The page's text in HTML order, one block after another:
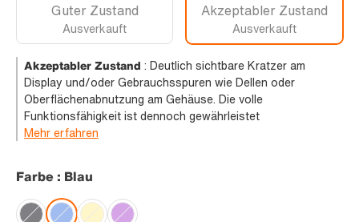
Guter Zustand
Ausverkauft
Akzeptabler Zustand
Ausverkauft
Akzeptabler Zustand : Deutlich sichtbare Kratzer am
Display und/oder Gebrauchsspuren wie Dellen oder
Oberflächenabnutzung am Gehäuse. Die volle
Funktionsfähigkeit ist dennoch gewährleistet
Mehr erfahren
Farbe : Blau